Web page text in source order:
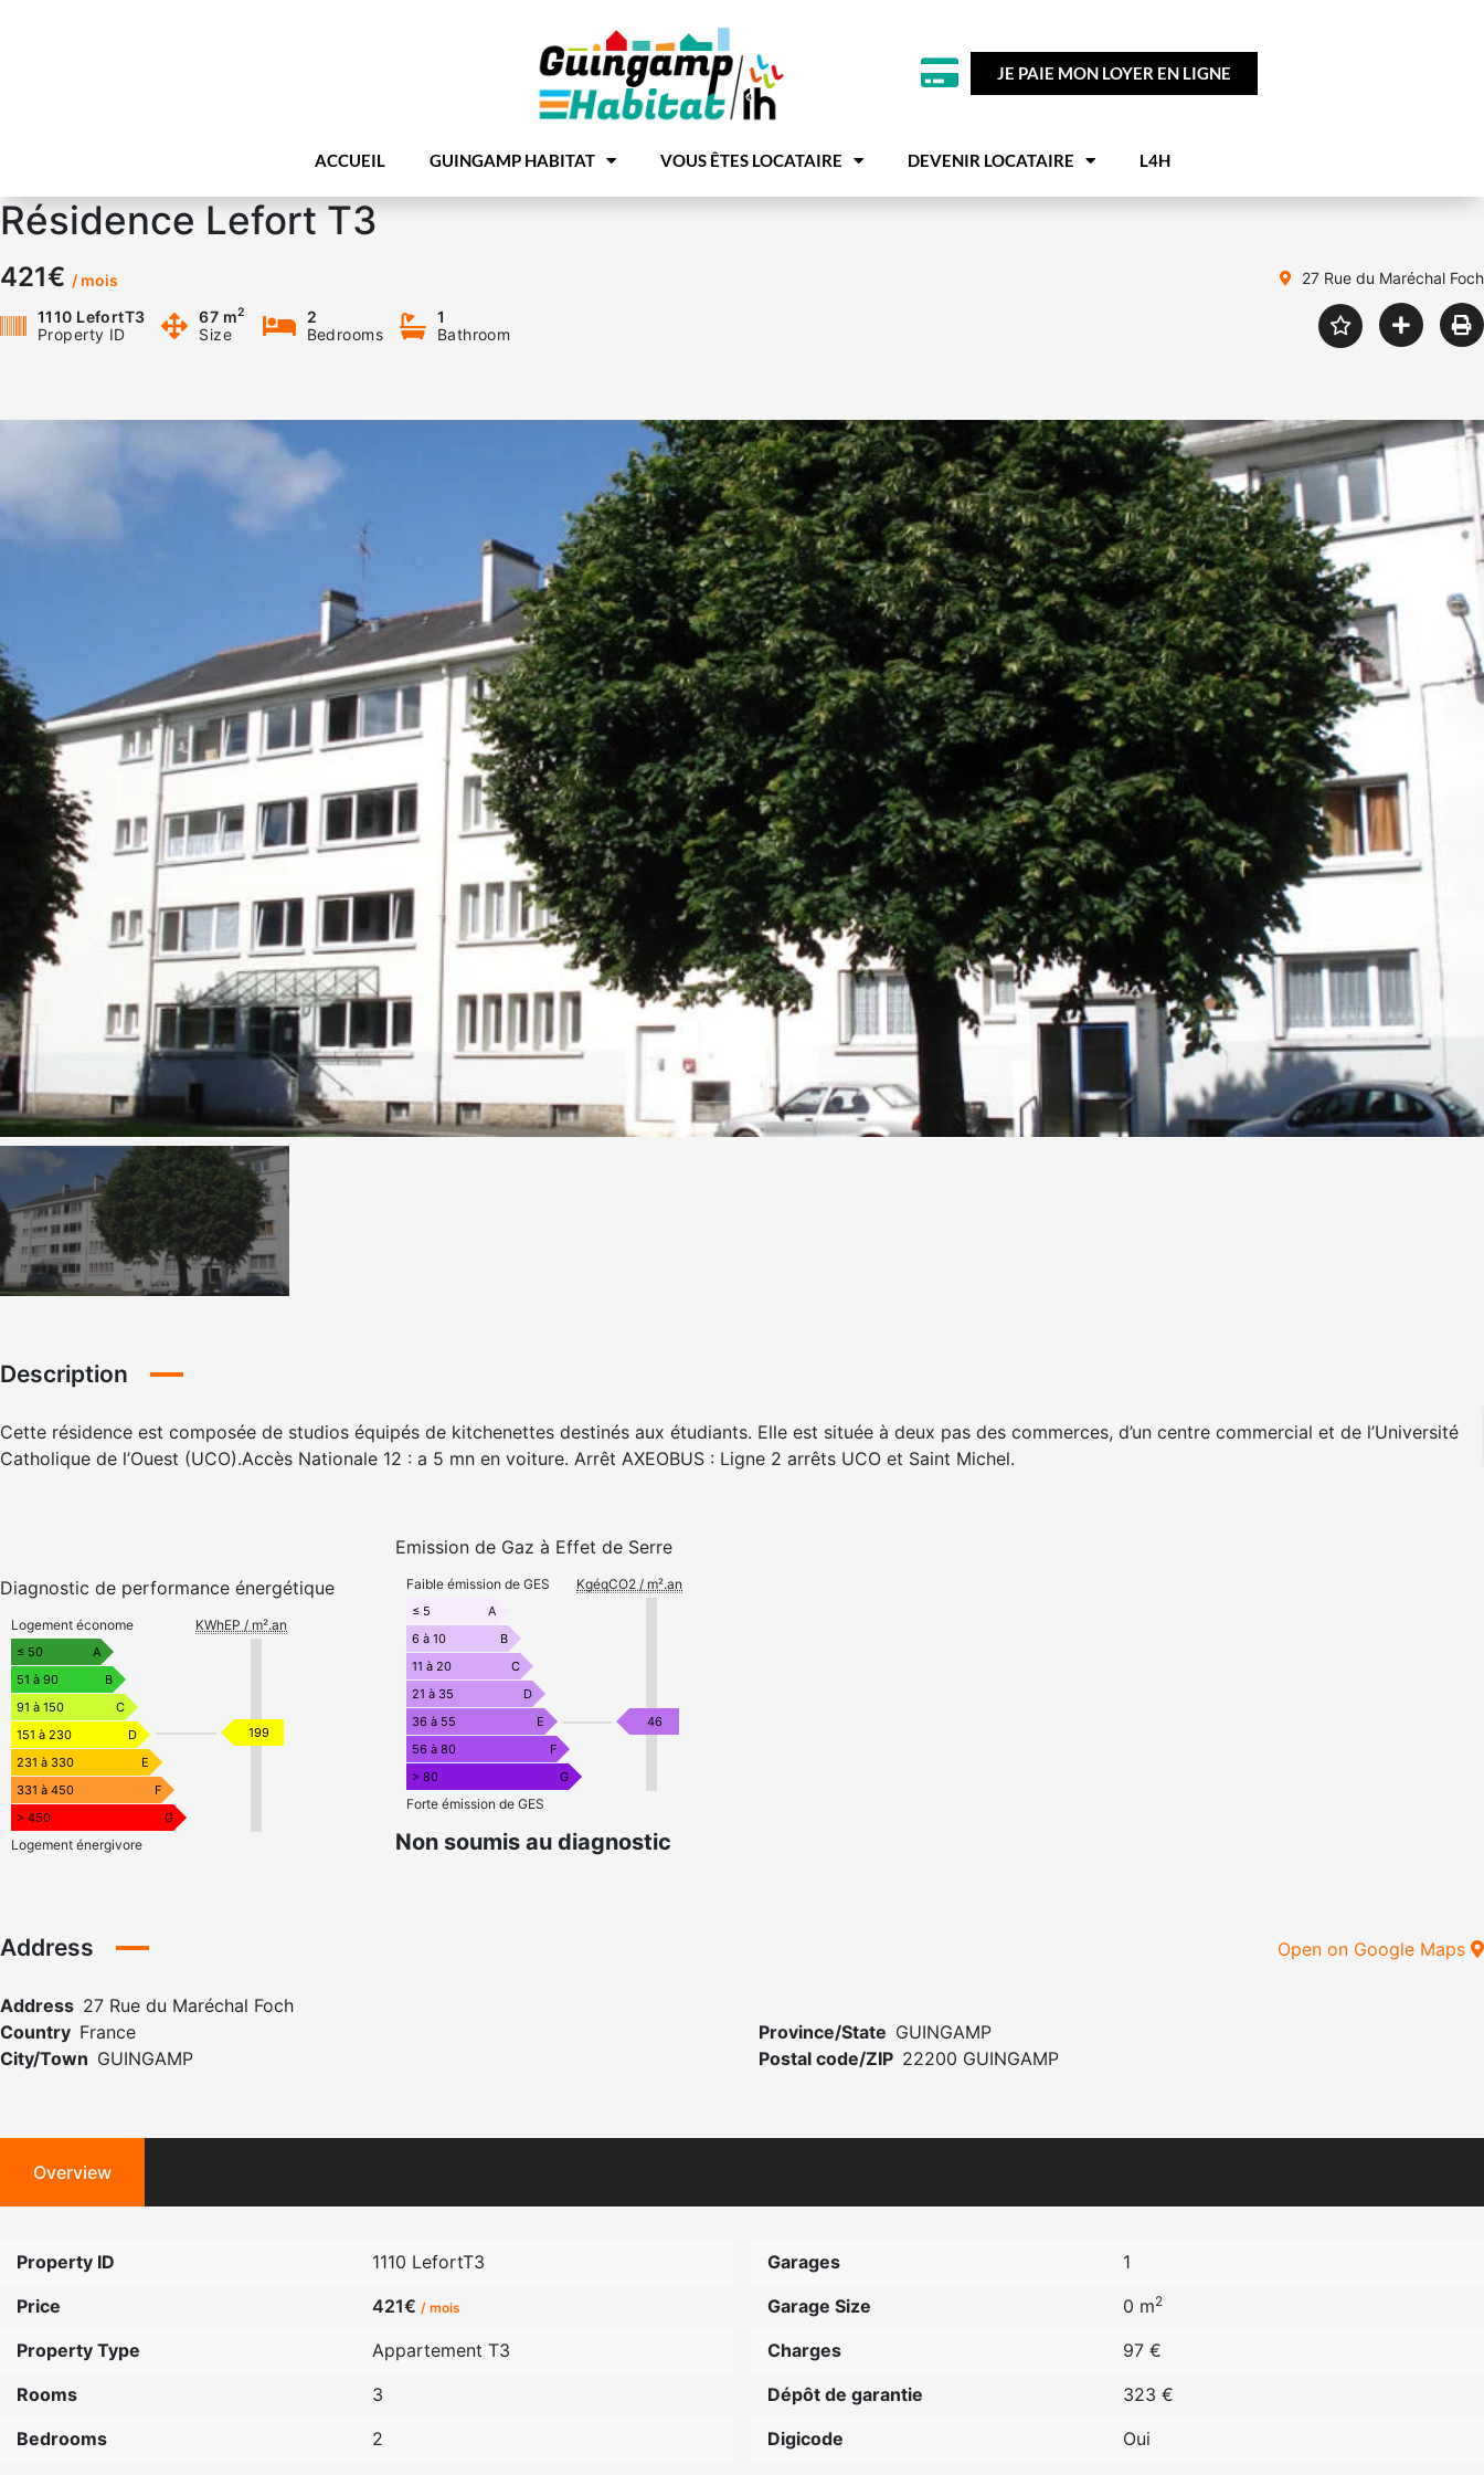
JE PAIE MON LOYER EN LIGNE
ACCUEIL GUINGAMP HABITAT VOUS ÊTES LOCATAIRE DEVENIR LOCATAIRE L4H
Résidence Lefort T3
421€ / mois 27 Rue du Maréchal Foch
1110 LefortT3
Property ID
67 m2
Size
2
Bedrooms
1
Bathroom
Description
Cette résidence est composée de studios équipés de kitchenettes destinés aux étudiants. Elle est située à deux pas des commerces, d’un centre commercial et de l’Université
Catholique de l’Ouest (UCO).Accès Nationale 12 : a 5 mn en voiture. Arrêt AXEOBUS : Ligne 2 arrêts UCO et Saint Michel.
Diagnostic de performance énergétique
Logement économe KWhEP / m².an
≤ 50
A
51 à 90
B
91 à 150
C
151 à 230
D
231 à 330
E
331 à 450
F
> 450
G
199
Logement énergivore
Emission de Gaz à Effet de Serre
Faible émission de GES KgéqCO2 / m².an
≤ 5
A
6 à 10
B
11 à 20
C
21 à 35
D
36 à 55
E
56 à 80
F
> 80
G
46
Forte émission de GES
Non soumis au diagnostic
Address
Address 27 Rue du Maréchal Foch
Country France Province/State GUINGAMP
City/Town GUINGAMP Postal code/ZIP 22200 GUINGAMP
Open on Google Maps
Overview
Property ID
1110 LefortT3
Price
421€ / mois
Property Type
Appartement T3
Rooms
3
Bedrooms
2
Garages
1
Garage Size
0 m2
Charges
97 €
Dépôt de garantie
323 €
Digicode
Oui